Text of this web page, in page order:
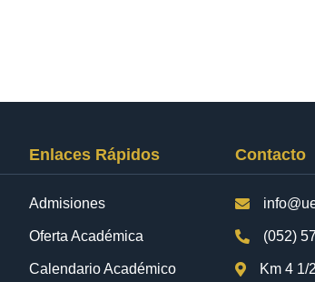
Enlaces Rápidos
Admisiones
Oferta Académica
Calendario Académico
Contacto
(052)
Km 4 1/